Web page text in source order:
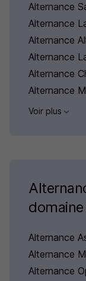
Alternance
Alternance
Alternance
Alternance
Alternance
Alternance
Voir plus
Alternance
Alternance
Alternance